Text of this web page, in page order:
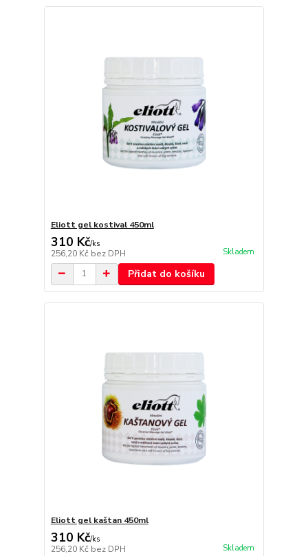
Eliott gel kostival 450ml
310 Kč/ks
256,20 Kč bez DPH Skladem
Přidat do košíku
Eliott gel kaštan 450ml
310 Kč/ks
256,20 Kč bez DPH Skladem